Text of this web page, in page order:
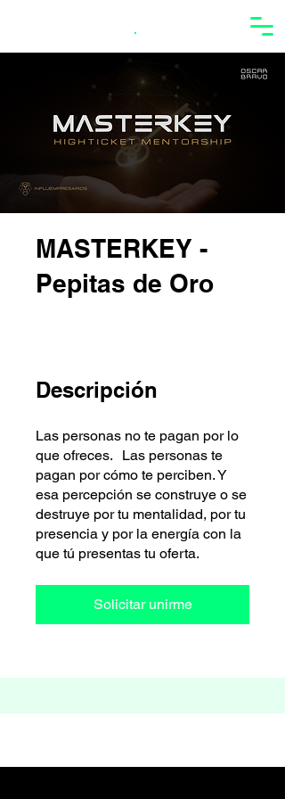
.
MASTERKEY -
Pepitas de Oro
Descripción
Las personas no te pagan por lo
que ofreces. Las personas te
pagan por cómo te perciben. Y
esa percepción se construye o se
destruye por tu mentalidad, por tu
presencia y por la energía con la
que tú presentas tu oferta.
Solicitar unirme